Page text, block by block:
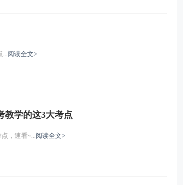
...阅读全文>
教学的这3大考点
，速看~...阅读全文>